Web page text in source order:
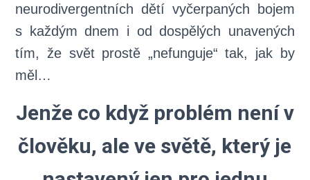
neurodivergentních dětí vyčerpaných bojem
s každým dnem i od dospělých unavených
tím, že svět prostě „nefunguje“ tak, jak by
měl…
Jenže co když problém není v
člověku, ale ve světě, který je